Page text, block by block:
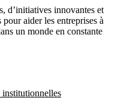
d’initiatives innovantes et
aider les entreprises à
un monde en constante